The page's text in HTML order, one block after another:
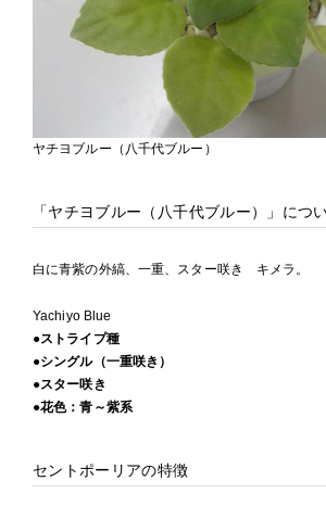
ヤチヨブルー（八千代ブルー）
「ヤチヨブルー（八千代ブルー）」につ
白に青紫の外縞、一重、スター咲き キメラ。
Yachiyo Blue
●ストライプ種
●シングル（一重咲き）
●スター咲き
●花色：青～紫系
セントポーリアの特徴